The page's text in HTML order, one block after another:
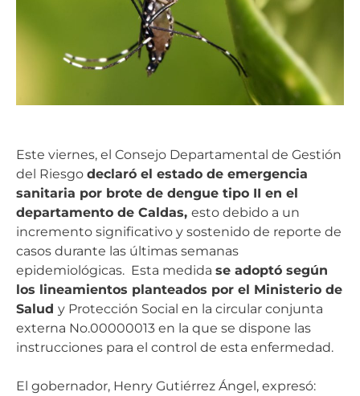
Este viernes, el Consejo Departamental de Gestión
del Riesgo declaró el estado de emergencia
sanitaria por brote de dengue tipo II en el
departamento de Caldas, esto debido a un
incremento significativo y sostenido de reporte de
casos durante las últimas semanas
epidemiológicas. Esta medida se adoptó según
los lineamientos planteados por el Ministerio de
Salud y Protección Social en la circular conjunta
externa No.00000013 en la que se dispone las
instrucciones para el control de esta enfermedad.
El gobernador, Henry Gutiérrez Ángel, expresó: